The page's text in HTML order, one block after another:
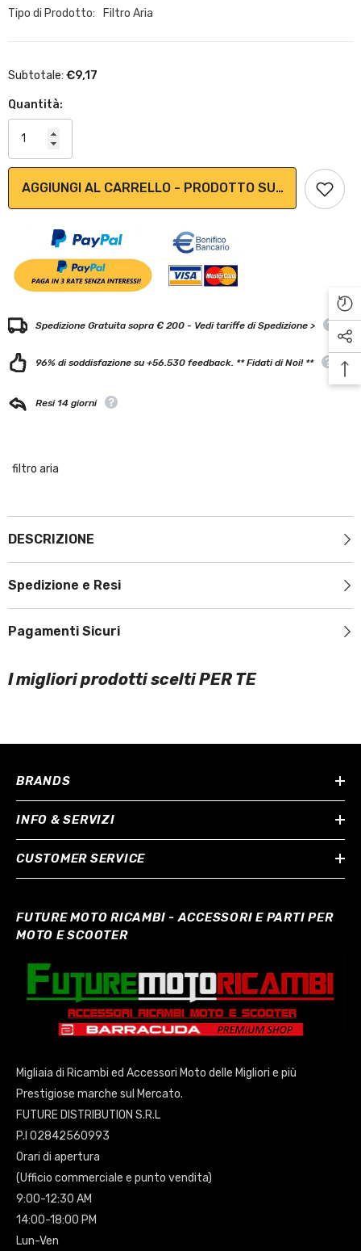
Tipo di Prodotto:
Filtro Aria
Subtotale: €9,17
Quantità:
AGGIUNGI AL CARRELLO - PRODOTTO SU
Spedizione Gratuita sopra € 200 - Vedi tariffe di Spedizione >
96% di soddisfazione su +56.530 feedback. ** Fidati di Noi! **
Resi 14 giorni
filtro aria
DESCRIZIONE
Spedizione e Resi
Pagamenti Sicuri
I migliori prodotti scelti PER TE
BRANDS
INFO & SERVIZI
CUSTOMER SERVICE
FUTURE MOTO RICAMBI - ACCESSORI E PARTI PER
MOTO E SCOOTER
Migliaia di Ricambi ed Accessori Moto delle Migliori e più
Prestigiose marche sul Mercato.
FUTURE DISTRIBUTION S.R.L
P.I 02842560993
Orari di apertura
(Ufficio commerciale e punto vendita)
9:00-12:30 AM
14:00-18:00 PM
Lun-Ven